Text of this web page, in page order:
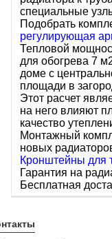
специальные
Подобрать
регулирующая
Тепловой
для обогрева 7
доме c
площади в
Этот расчет
на него влияют
качество
Монтажный
новых
Кронштейны для
Гарантия на
Бесплатная